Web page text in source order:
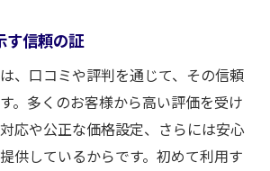
す信頼の証
、口コミや評判を通じて、その信頼
。多くのお客様から高い評価を受け
応や公正な価格設定、さらには安心
供しているからです。初めて利用す